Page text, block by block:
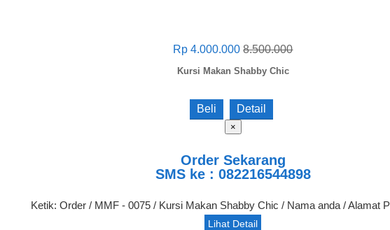
Rp 4.000.0008.500.000
Kursi Makan Shabby Chic
Beli Detail
×
Order Sekarang
SMS ke : 082216544898
Ketik: Order / MMF - 0075 / Kursi Makan Shabby Chic / Nama anda / Alamat
Lihat Detail